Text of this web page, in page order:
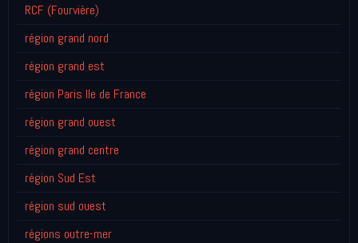
RCF (Fourvière)
région grand nord
région grand est
région Paris Ile de France
région grand ouest
région grand centre
région Sud Est
région sud ouest
régions outre-mer